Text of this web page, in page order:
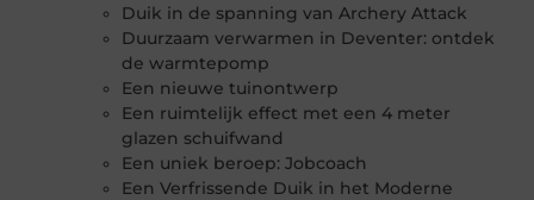
Duik in de spanning van Archery Attack
Duurzaam verwarmen in Deventer: ontdek
de warmtepomp
Een nieuwe tuinontwerp
Een ruimtelijk effect met een 4 meter
glazen schuifwand
Een uniek beroep: Jobcoach
Een Verfrissende Duik in het Moderne